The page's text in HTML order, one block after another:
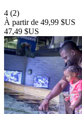
4 (2)
À partir de 49,99 $US
47,49 $US